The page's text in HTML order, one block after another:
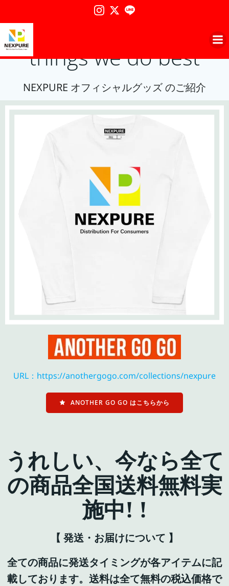
コ
ン
へ
キ
ッ
プ
This is one of the
things we do best
NEXPURE オフィシャルグッズ のご紹介
URL：https://anothergogo.com/collections/nexpure
ANOTHER GO GO はこちらから
うれしい、今なら全て
の商品全国送料無料実
施中! !
【 発送・お届けについて 】
全ての商品に発送タイミングが各アイテムに記
載しております。送料は全て無料の税込価格で